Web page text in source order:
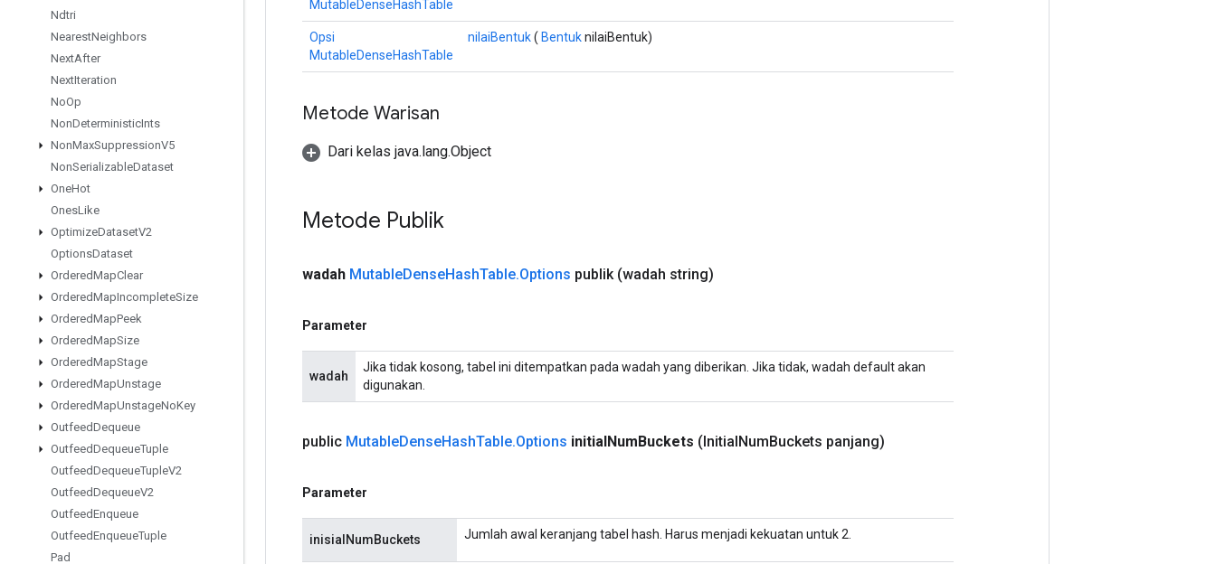
Ndtri
NearestNeighbors
NextAfter
NextIteration
NoOp
NonDeterministicInts
NonMaxSuppressionV5
NonSerializableDataset
OneHot
OnesLike
OptimizeDatasetV2
OptionsDataset
OrderedMapClear
OrderedMapIncompleteSize
OrderedMapPeek
OrderedMapSize
OrderedMapStage
OrderedMapUnstage
OrderedMapUnstageNoKey
OutfeedDequeue
OutfeedDequeueTuple
OutfeedDequeueTupleV2
OutfeedDequeueV2
OutfeedEnqueue
OutfeedEnqueueTuple
Pad
MutableDenseHashTable
Opsi
MutableDenseHashTable
nilaiBentuk( BentuknilaiBentuk)
Metode Warisan
Dari kelas java.lang.Object
Metode Publik
wadah MutableDenseHashTable.Options publik (wadah string)
Parameter
wadah
Jika tidak kosong, tabel ini ditempatkan pada wadah yang diberikan. Jika tidak, wadah default akan
digunakan.
public MutableDenseHashTable.Options initialNumBuckets (InitialNumBuckets panjang)
Parameter
inisialNumBuckets Jumlah awal keranjang tabel hash. Harus menjadi kekuatan untuk 2.